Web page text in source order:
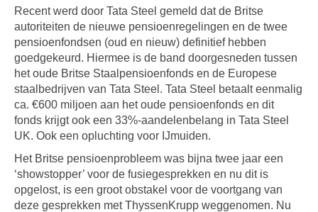
Recent werd door Tata Steel gemeld dat de Britse
autoriteiten de nieuwe pensioenregelingen en de twee
pensioenfondsen (oud en nieuw) definitief hebben
goedgekeurd. Hiermee is de band doorgesneden tussen
het oude Britse Staalpensioenfonds en de Europese
staalbedrijven van Tata Steel. Tata Steel betaalt eenmalig
ca. €600 miljoen aan het oude pensioenfonds en dit
fonds krijgt ook een 33%-aandelenbelang in Tata Steel
UK. Ook een opluchting voor IJmuiden.
Het Britse pensioenprobleem was bijna twee jaar een
‘showstopper’ voor de fusiegesprekken en nu dit is
opgelost, is een groot obstakel voor de voortgang van
deze gesprekken met ThyssenKrupp weggenomen. Nu